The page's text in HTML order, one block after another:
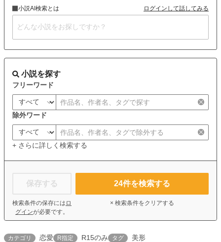
小説AI検索とは ログインして話してみる
小説を探す
フリーワード
除外ワード
+ さらに詳しく検索する
保存する
検索条件の保存には ロ
グインが必要です。
24件を検索する
× 検索条件をクリアする
カテゴリ 恋愛 R指定 R15のみ タグ 美形